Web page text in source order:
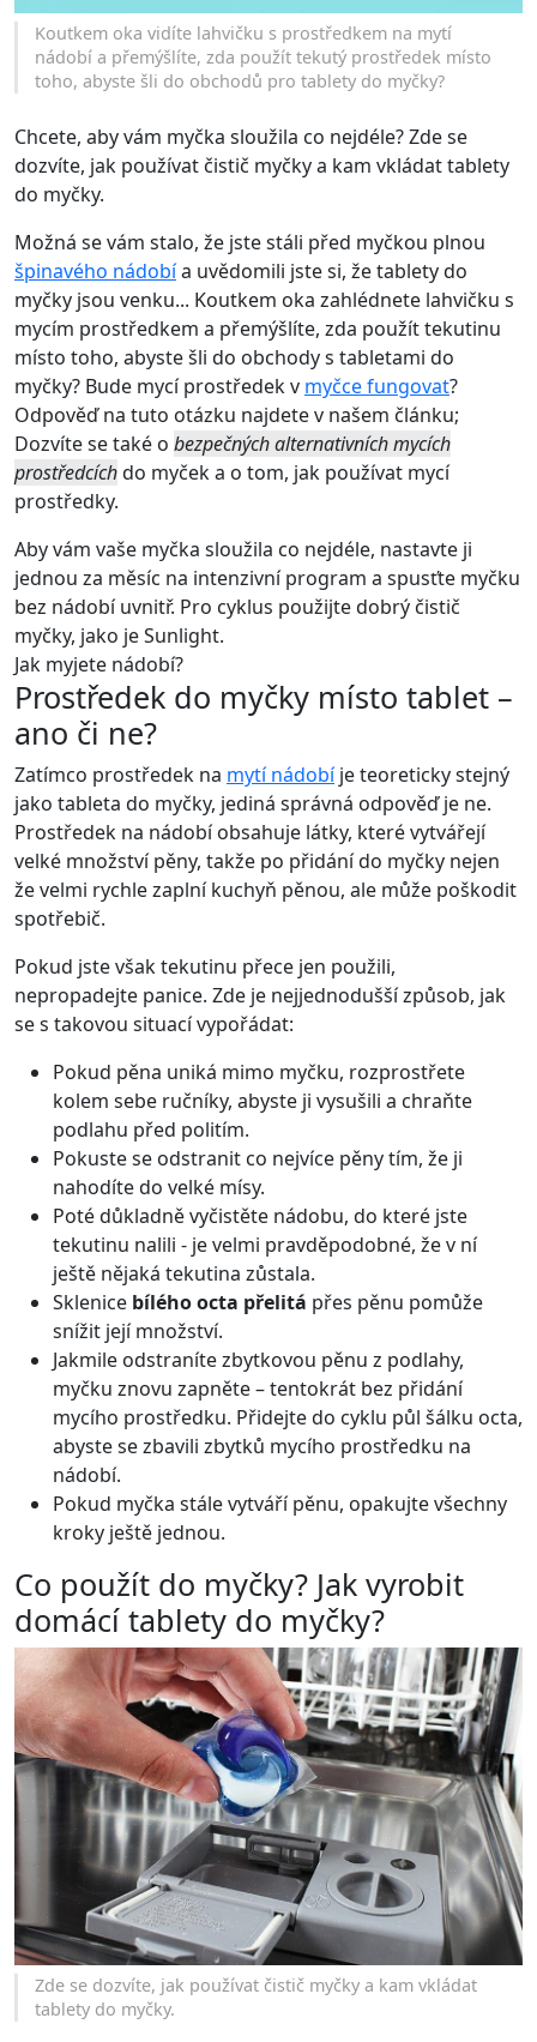
Koutkem oka vidíte lahvičku s prostředkem na mytí
nádobí a přemýšlíte, zda použít tekutý prostředek místo
toho, abyste šli do obchodů pro tablety do myčky?
Chcete, aby vám myčka sloužila co nejdéle? Zde se
dozvíte, jak používat čistič myčky a kam vkládat tablety
do myčky.
Možná se vám stalo, že jste stáli před myčkou plnou
špinavého nádobía uvědomili jste si, že tablety do
myčky jsou venku... Koutkem oka zahlédnete lahvičku s
mycím prostředkem a přemýšlíte, zda použít tekutinu
místo toho, abyste šli do obchody s tabletami do
myčky? Bude mycí prostředek v myčce fungovat?
Odpověď na tuto otázku najdete v našem článku;
Dozvíte se také o bezpečných alternativních mycích
prostředcíchdo myček a o tom, jak používat mycí
prostředky.
Aby vám vaše myčka sloužila co nejdéle, nastavte ji
jednou za měsíc na intenzivní program a spusťte myčku
bez nádobí uvnitř. Pro cyklus použijte dobrý čistič
myčky, jako jeSunlight.
Jak myjete nádobí?
Prostředek do myčky místo tablet –
ano či ne?
Zatímco prostředek na mytí nádobíje teoreticky stejný
jako tableta do myčky, jediná správná odpověď je ne.
Prostředek na nádobí obsahuje látky, které vytvářejí
velké množství pěny, takže po přidání do myčky nejen
že velmi rychle zaplní kuchyň pěnou, ale může poškodit
spotřebič.
Pokud jste však tekutinu přece jen použili,
nepropadejte panice. Zde je nejjednodušší způsob, jak
se s takovou situací vypořádat:
Pokud pěna uniká mimo myčku, rozprostřete
kolem sebe ručníky, abyste ji vysušili a chraňte
podlahu před politím.
Pokuste se odstranit co nejvíce pěny tím, že ji
nahodíte do velké mísy.
Poté důkladně vyčistěte nádobu, do které jste
tekutinu nalili - je velmi pravděpodobné, že v ní
ještě nějaká tekutina zůstala.
Sklenice bílého octa přelitá přes pěnu pomůže
snížit její množství.
Jakmile odstraníte zbytkovou pěnu z podlahy,
myčku znovu zapněte – tentokrát bez přidání
mycího prostředku. Přidejte do cyklu půl šálku octa,
abyste se zbavili zbytků mycího prostředku na
nádobí.
Pokud myčka stále vytváří pěnu, opakujte všechny
kroky ještě jednou.
Co použít do myčky? Jak vyrobit
domácí tablety do myčky?
Zde se dozvíte, jak používat čistič myčky a kam vkládat
tablety do myčky.